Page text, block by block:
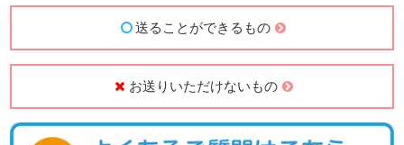
送ることができるもの
お送りいただけないもの